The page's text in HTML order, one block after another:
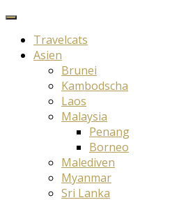
Travelcats
Asien
Brunei
Kambodscha
Laos
Malaysia
Penang
Borneo
Malediven
Myanmar
Sri Lanka